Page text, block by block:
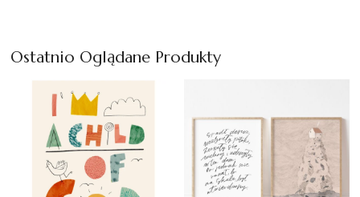
do
Ostatnio Oglądane Produkty